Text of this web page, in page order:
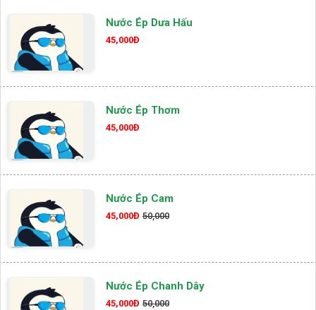
Nước Ép Dưa Hấu
45,000Đ
Nước Ép Thơm
45,000Đ
Nước Ép Cam
45,000Đ 50,000
Nước Ép Chanh Dây
45,000Đ 50,000